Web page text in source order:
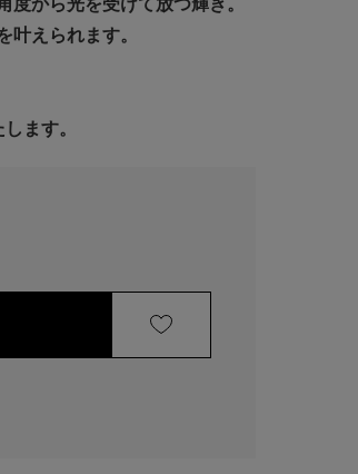
から光を受けて放つ輝き。
叶えられます。
ます。